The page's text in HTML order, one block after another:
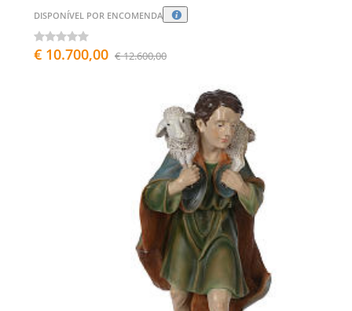
DISPONÍVEL POR ENCOMENDA
€ 10.700,00 € 12.600,00